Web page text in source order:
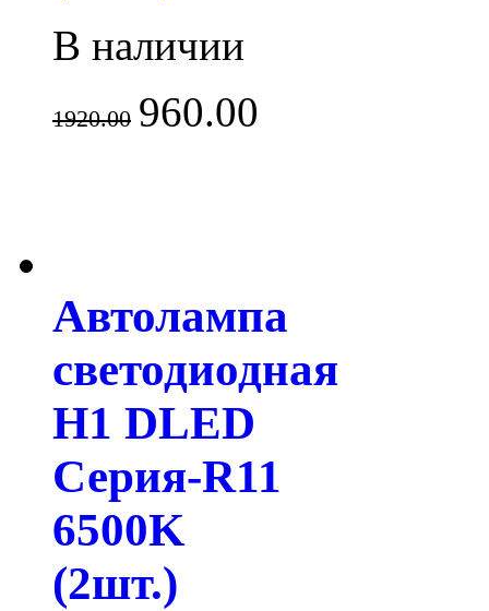
В наличии
1920.00 960.00
Автолампа
светодиодная
H1 DLED
Серия-R11
6500K
(2шт.)